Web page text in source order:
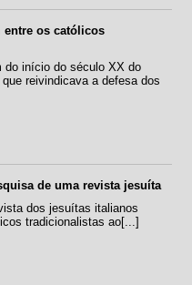
entre os católicos
do início do século XX do
reivindicava a defesa dos
de uma revista jesuíta
dos jesuítas italianos
tradicionalistas ao[...]